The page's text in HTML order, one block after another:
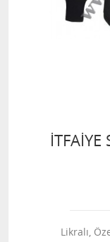
İTFAİYE
Likralı,